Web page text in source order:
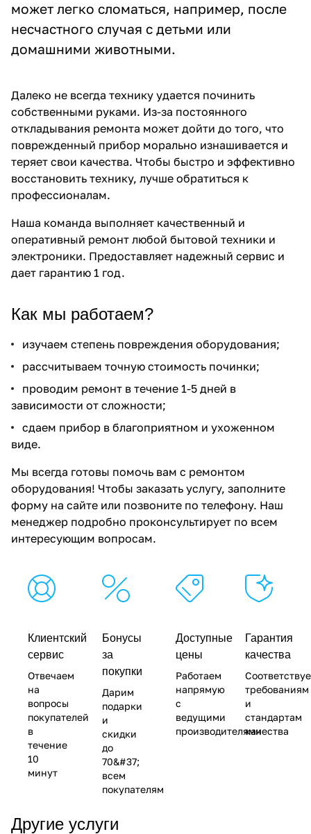
может легко сломаться, например, после
несчастного случая с детьми или
домашними животными.
Далеко не всегда технику удается починить
собственными руками. Из-за постоянного
откладывания ремонта может дойти до того, что
поврежденный прибор морально изнашивается и
теряет свои качества. Чтобы быстро и эффективно
восстановить технику, лучше обратиться к
профессионалам.
Наша команда выполняет качественный и
оперативный ремонт любой бытовой техники и
электроники. Предоставляет надежный сервис и
дает гарантию 1 год.
Как мы работаем?
изучаем степень повреждения оборудования;
рассчитываем точную стоимость починки;
проводим ремонт в течение 1-5 дней в
зависимости от сложности;
сдаем прибор в благоприятном и ухоженном
виде.
Мы всегда готовы помочь вам с ремонтом
оборудования! Чтобы заказать услугу, заполните
форму на сайте или позвоните по телефону. Наш
менеджер подробно проконсультирует по всем
интересующим вопросам.
Клиентский
сервис
Отвечаем
на
вопросы
покупателей
в
течение
10
минут
Бонусы
за
покупки
Дарим
подарки
и
скидки
до
70&#37;
всем
покупателям
Доступные
цены
Работаем
напрямую
с
ведущими
производителями
Гарантия
качества
требованиям
и
стандартам
качества
Другие услуги